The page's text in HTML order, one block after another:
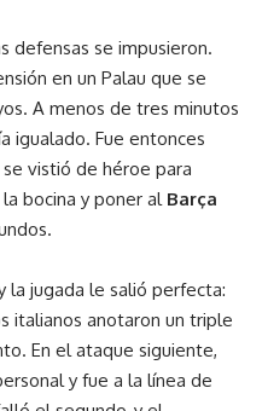
defensas se impusieron.
en un Palau que se
A menos de tres minutos
igualado. Fue entonces
se vistió de héroe para
bocina y poner al Barça
jugada le salió perfecta:
italianos anotaron un triple
En el ataque siguiente,
y fue a la línea de